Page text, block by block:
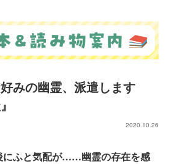
みの幽霊、派遣します
2020.10.26
にふと気配が……幽霊の存在を感